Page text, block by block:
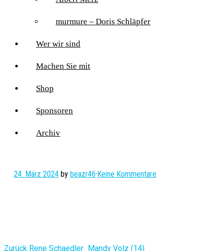
murmure – Doris Schläpfer
Wer wir sind
Machen Sie mit
Shop
Sponsoren
Archiv
24. März 2024 by beazr46· Keine Kommentare
Zurück Vorheriger
Rene Schaedler_Mandy Volz (14)